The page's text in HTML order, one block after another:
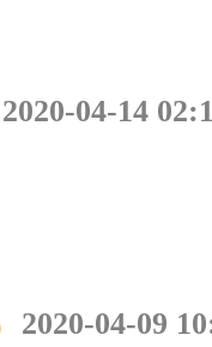
2020-04-14
2020-04-09